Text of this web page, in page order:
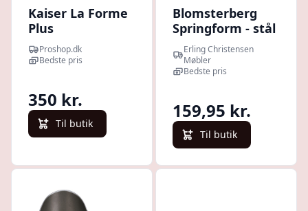
Kaiser La Forme
Plus
Proshop.dk
Bedste pris
350 kr.
Til butik
Blomsterberg
Springform - stål
- Flere størrelser
: Erling
Christensen
Erling Christensen
Møbler
Bedste pris
159,95 kr.
Til butik